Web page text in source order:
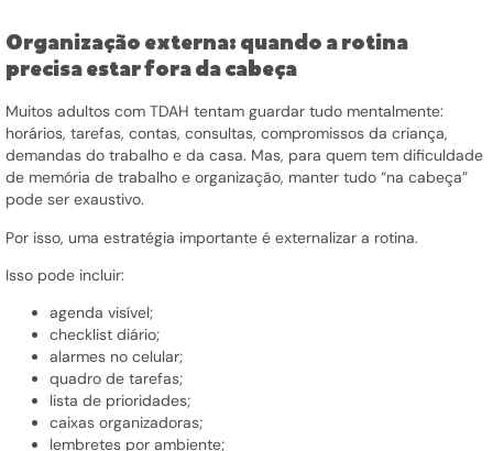
Organização externa: quando a rotina
precisa estar fora da cabeça
Muitos adultos com TDAH tentam guardar tudo mentalmente:
horários, tarefas, contas, consultas, compromissos da criança,
demandas do trabalho e da casa. Mas, para quem tem dificuldade
de memória de trabalho e organização, manter tudo “na cabeça”
pode ser exaustivo.
Por isso, uma estratégia importante é externalizar a rotina.
Isso pode incluir:
agenda visível;
checklist diário;
alarmes no celular;
quadro de tarefas;
lista de prioridades;
caixas organizadoras;
lembretes por ambiente;